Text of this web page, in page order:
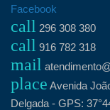
Skip
content
Facebook
call 296 308 380
call 916 782 318
mail
place Avenida
Delgada - GPS: